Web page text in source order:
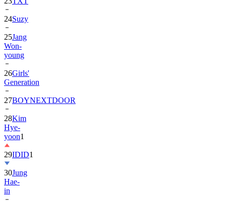
24Suzy
25Jang
Won-
young
26Girls'
Generation
27BOYNEXTDOOR
28Kim
Hye-
yoon1
29IDID1
30Jung
Hae-
in